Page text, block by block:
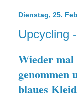
Dienstag, 25.
Upcycling
Wieder mal
genommen
blaues